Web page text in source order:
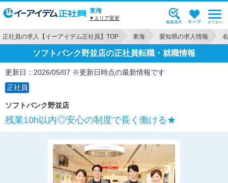
東海
▼エリア変更
正社員の求人【イーアイデム正社員】TOP 東海 愛知県の求人情報
ソフトバンク野並店の正社員転職・就職情報
更新日：2026/05/07 ※更新日時点の最新情報です
正社員
ソフトバンク野並店
残業10h以内◎安心の制度で長く働ける★